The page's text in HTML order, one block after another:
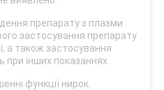
препарату з плазми
застосування препарату
а також застосування
інших показаннях.
функції нирок.